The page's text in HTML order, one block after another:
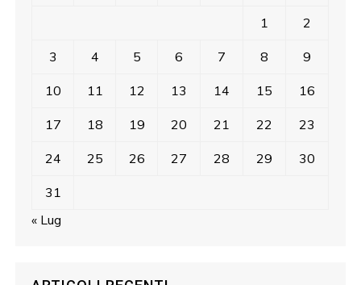
1 2
3 4 5 6 7 8 9
10 11 12 13 14 15 16
17 18 19 20 21 22 23
24 25 26 27 28 29 30
31
« Lug